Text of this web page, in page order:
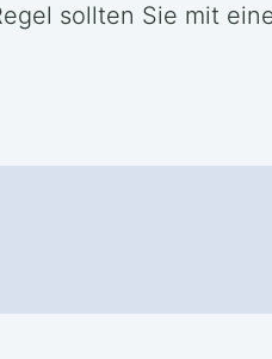
sollten Sie mit